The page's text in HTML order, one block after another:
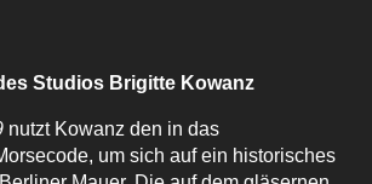
Studios Brigitte Kowanz
nutzt Kowanz den in das
um sich auf ein historisches